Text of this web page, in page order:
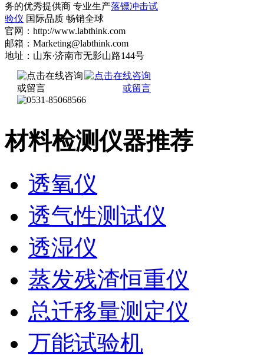
务的优秀提供商 专业生产落镖冲击试
验仪 国际品质 畅销全球
官网：http://www.labthink.com
邮箱：Marketing@labthink.com
地址：山东·济南市无影山路144号
材料检测仪器推荐
透氧仪
透气性测试仪
透湿仪
蒸发残渣恒重仪
总迁移量测定仪
万能试验机